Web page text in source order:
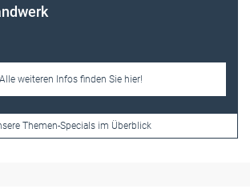
Alle weiteren Infos finden Sie hier!
Themen-Specials im Überblick